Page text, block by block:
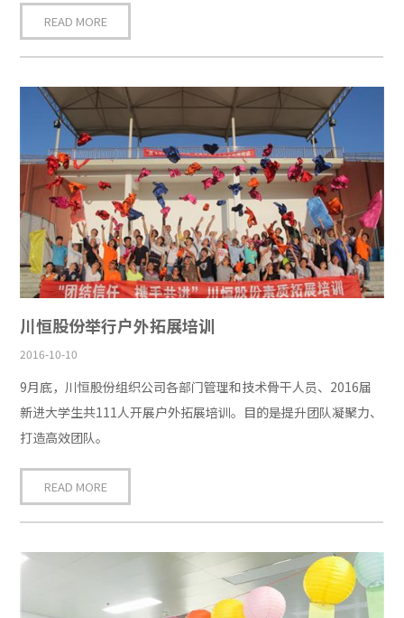
READ MORE
川恒股份举行户外拓展培训
2016-10-10
9月底，川恒股份组织公司各部门管理和技术骨干人员、2016届
新进大学生共111人开展户外拓展培训。目的是提升团队凝聚力、
打造高效团队。
READ MORE